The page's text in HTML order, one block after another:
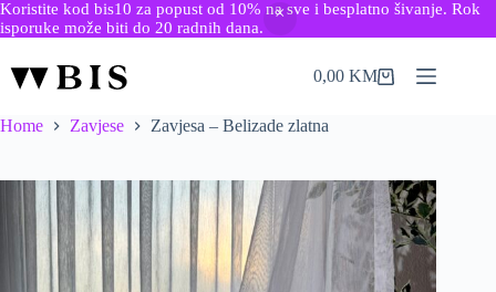
Koristite kod bis10 za popust od 10% na sve i besplatno šivanje. Rok
isporuke može biti do 20 radnih dana.
to
content
Shopping
0,00KM
Home Zavjese Zavjesa – Belizade zlatna